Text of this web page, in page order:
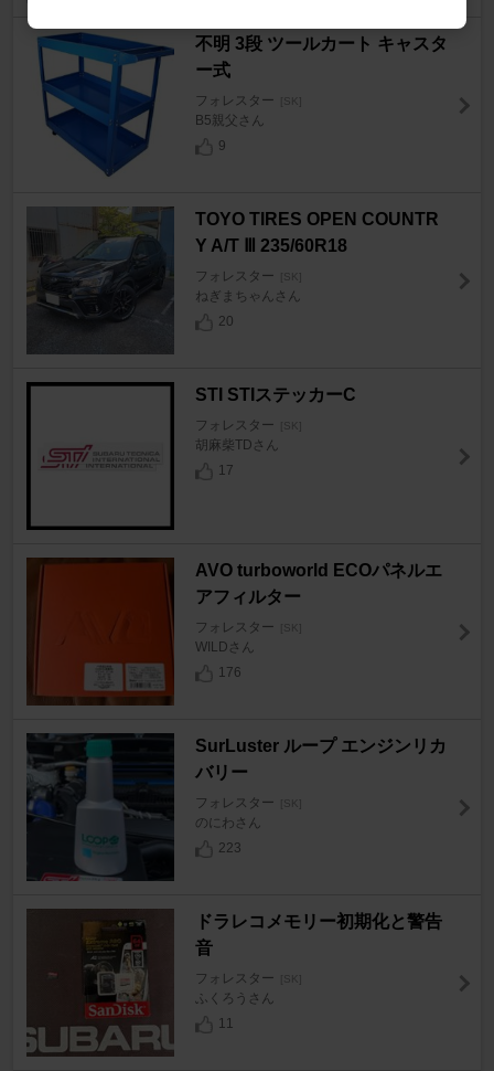
不明 3段 ツールカート キャスタ
ー式
フォレスター
B5親父さん
9
TOYO TIRES OPEN COUNTR
Y A/T Ⅲ 235/60R18
フォレスター
ねぎまちゃんさん
20
STI STIステッカーC
フォレスター
胡麻柴TDさん
17
AVO turboworld ECOパネルエ
アフィルター
フォレスター
WILDさん
176
SurLuster ループ エンジンリカ
バリー
フォレスター
のにわさん
223
ドラレコメモリー初期化と警告
音
フォレスター
ふくろうさん
11